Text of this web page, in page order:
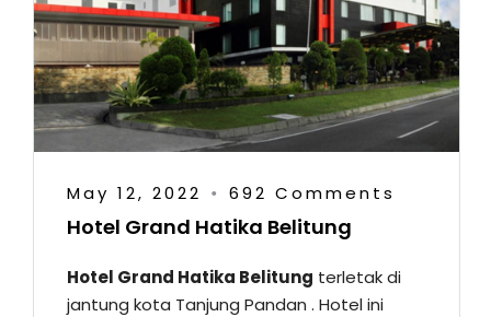
May 12, 2022 • 692 Comments
Hotel Grand Hatika Belitung
Hotel Grand Hatika Belitung terletak di
jantung kota Tanjung Pandan . Hotel ini